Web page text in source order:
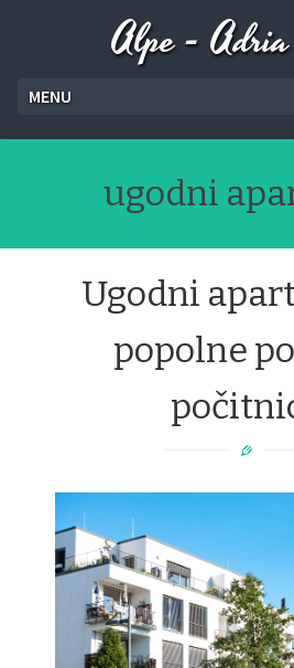
Alpe -
MENU
ugodni
Ugodni
popolne